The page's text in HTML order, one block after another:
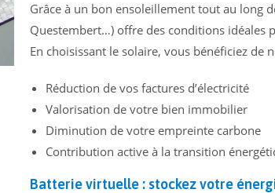
Grâce à un bon ensoleillement tout au long
Questembert…) offre des conditions
En choisissant le solaire, vous bénéficiez de
Réduction de vos factures d’électricité
Valorisation de votre bien immobilier
Diminution de votre empreinte carbone
Contribution active à la transition
Batterie virtuelle : stockez votre